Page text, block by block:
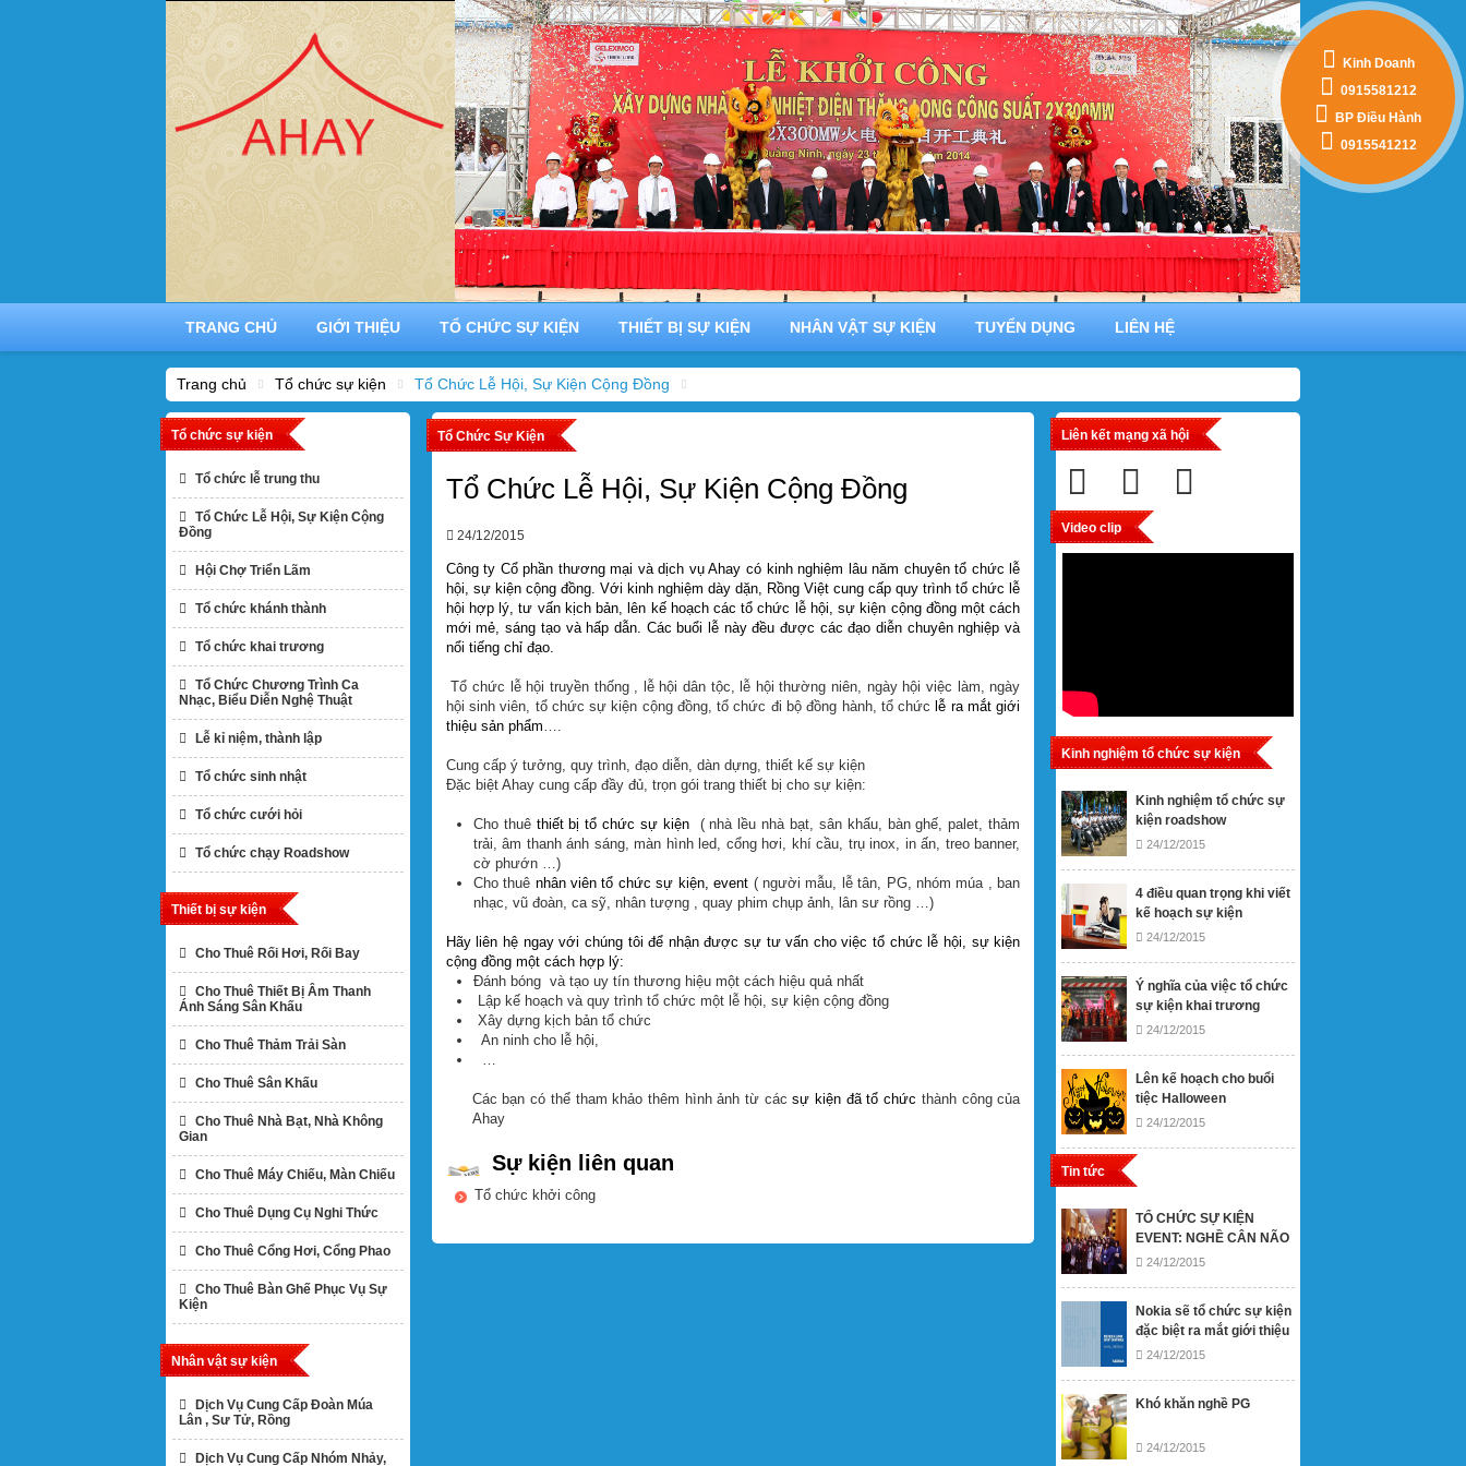
TRANG CHỦ GIỚI THIỆU TỔ CHỨC SỰ KIỆN THIẾT BỊ SỰ KIỆN NHÂN VẬT SỰ KIỆN TUYỂN DỤNG LIÊN HỆ
Trang chủ Tổ chức sự kiện Tổ Chức Lễ Hội, Sự Kiện Cộng Đồng
Tổ chức sự kiện
Tổ chức lễ trung thu
Tổ Chức Lễ Hội, Sự Kiện Cộng
Đồng
Hội Chợ Triển Lãm
Tổ chức khánh thành
Tổ chức khai trương
Tổ Chức Chương Trình Ca
Nhạc, Biểu Diễn Nghệ Thuật
Lễ kỉ niệm, thành lập
Tổ chức sinh nhật
Tổ chức cưới hỏi
Tổ chức chạy Roadshow
Thiết bị sự kiện
Cho Thuê Rối Hơi, Rối Bay
Cho Thuê Thiết Bị Âm Thanh
Ánh Sáng Sân Khấu
Cho Thuê Thảm Trải Sàn
Cho Thuê Sân Khấu
Cho Thuê Nhà Bạt, Nhà Không
Gian
Cho Thuê Máy Chiếu, Màn Chiếu
Cho Thuê Dụng Cụ Nghi Thức
Cho Thuê Cổng Hơi, Cổng Phao
Cho Thuê Bàn Ghế Phục Vụ Sự
Kiện
Nhân vật sự kiện
Dịch Vụ Cung Cấp Đoàn Múa
Lân , Sư Tử, Rồng
Dịch Vụ Cung Cấp Nhóm Nhảy,
Tổ Chức Sự Kiện
Tổ Chức Lễ Hội, Sự Kiện Cộng Đồng
24/12/2015
Công ty Cổ phần thương mại và dịch vụ Ahay có kinh nghiệm lâu năm chuyêntổ chức lễ
hội, sự kiện cộng đồng. Với kinh nghiệm dày dặn, Rồng Việt cung cấp quy trình tổ chức lễ
hội hợp lý, tư vấn kịch bản, lên kế hoạch các tổ chức lễ hội, sự kiện cộng đồng một cách
mới mẻ, sáng tạo và hấp dẫn. Các buổi lễ này đều được các đạo diễn chuyên nghiệp và
nổi tiếng chỉ đạo.
Tổ chức lễ hội truyền thống , lễ hội dân tộc, lễ hội thường niên, ngày hội việc làm, ngày
hội sinh viên, tổ chức sự kiện cộng đồng, tổ chức đi bộ đồng hành, tổ chức lễ ra mắt giới
thiệu sản phẩm….
Cung cấp ý tưởng, quy trình, đạo diễn, dàn dựng, thiết kế sự kiện
Đặc biệt Ahay cung cấp đầy đủ, trọn gói trang thiết bị cho sự kiện:
Cho thuê thiết bị tổ chức sự kiện( nhà lều nhà bạt, sân khấu, bàn ghế, palet, thảm
trải, âm thanh ánh sáng, màn hình led, cổng hơi, khí cầu, trụ inox, in ấn, treo banner,
cờ phướn …)
Cho thuê nhân viên tổ chức sự kiện, event ( người mẫu, lễ tân, PG, nhóm múa , ban
nhạc, vũ đoàn, ca sỹ, nhân tượng , quay phim chụp ảnh, lân sư rồng …)
Hãy liên hệ ngay với chúng tôi để nhận được sự tư vấn cho việc tổ chức lễ hội, sự kiện
cộng đồng một cách hợp lý:
Đánh bóng và tạo uy tín thương hiệu một cách hiệu quả nhất
Lập kế hoạch và quy trình tổ chức một lễ hội, sự kiện cộng đồng
Xây dựng kịch bản tổ chức
An ninh cho lễ hội,
…
Các bạn có thể tham khảo thêm hình ảnh từ cácsự kiện đã tổ chức thành công của
Ahay
Sự kiện liên quan
Tổ chức khởi công
Liên kết mạng xã hội
Video clip
Kinh nghiệm tổ chức sự kiện
Kinh nghiệm tổ chức sự
kiện roadshow
24/12/2015
4 điều quan trọng khi viết
kế hoạch sự kiện
24/12/2015
Ý nghĩa của việc tổ chức
sự kiện khai trương
24/12/2015
Lên kế hoạch cho buổi
tiệc Halloween
24/12/2015
Tin tức
TỔ CHỨC SỰ KIỆN
EVENT: NGHỀ CÂN NÃO
24/12/2015
Nokia sẽ tổ chức sự kiện
đặc biệt ra mắt giới thiệu
sản phẩm mới vào 14/5
24/12/2015
Khó khăn nghề PG
24/12/2015
Kinh Doanh
0915581212
BP Điều Hành
0915541212